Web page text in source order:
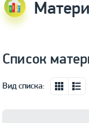
Список
Вид списка: